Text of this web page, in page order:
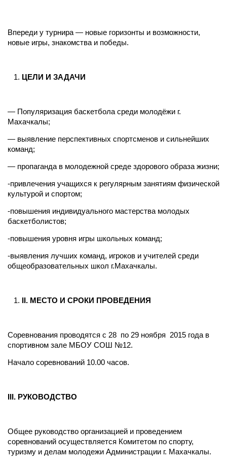
Впереди у турнира — новые горизонты и возможности,
новые игры, знакомства и победы.
ЦЕЛИ И ЗАДАЧИ
— Популяризация баскетбола среди молодёжи г.
Махачкалы;
— выявление перспективных спортсменов и сильнейших
команд;
— пропаганда в молодежной среде здорового образа жизни;
-привлечения учащихся к регулярным занятиям физической
культурой и спортом;
-повышения индивидуального мастерства молодых
баскетболистов;
-повышения уровня игры школьных команд;
-выявления лучших команд, игроков и учителей среди
общеобразовательных школ г.Махачкалы.
II. МЕСТО И СРОКИ ПРОВЕДЕНИЯ
Соревнования проводятся с 28 по 29 ноября 2015 года в
спортивном зале МБОУ СОШ №12.
Начало соревнований 10.00 часов.
III. РУКОВОДСТВО
Общее руководство организацией и проведением
соревнований осуществляется Комитетом по спорту,
туризму и делам молодежи Администрации г. Махачкалы.